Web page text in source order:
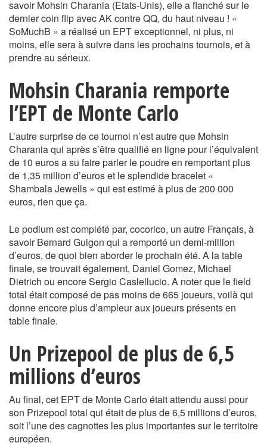
savoir Mohsin Charania (Etats-Unis), elle a flanché sur le
dernier coin flip avec AK contre QQ, du haut niveau ! «
SoMuchB » a réalisé un EPT exceptionnel, ni plus, ni
moins, elle sera à suivre dans les prochains tournois, et à
prendre au sérieux.
Mohsin Charania remporte
l’EPT de Monte Carlo
L’autre surprise de ce tournoi n’est autre que Mohsin
Charania qui après s’être qualifié en ligne pour l’équivalent
de 10 euros a su faire parler le poudre en remportant plus
de 1,35 million d’euros et le splendide bracelet «
Shambala Jewells » qui est estimé à plus de 200 000
euros, rien que ça.
Le podium est complété par, cocorico, un autre Français, à
savoir Bernard Guigon qui a remporté un demi-million
d’euros, de quoi bien aborder le prochain été. A la table
finale, se trouvait également, Daniel Gomez, Michael
Dietrich ou encore Sergio Caslellucio. A noter que le field
total était composé de pas moins de 665 joueurs, voilà qui
donne encore plus d’ampleur aux joueurs présents en
table finale.
Un Prizepool de plus de 6,5
millions d’euros
Au final, cet EPT de Monte Carlo était attendu aussi pour
son Prizepool total qui était de plus de 6,5 millions d’euros,
soit l’une des cagnottes les plus importantes sur le territoire
européen.